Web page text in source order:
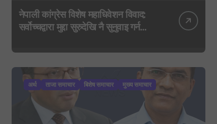
नेपाली कांग्रेस विशेष महाधिवेशन विवाद:
सर्वोच्चद्वारा मुद्दा सुरुदेखि नै सुनुवाइ गर्न
अर्थ ताजा समाचार बिशेष समाचार मुख्य समाचार